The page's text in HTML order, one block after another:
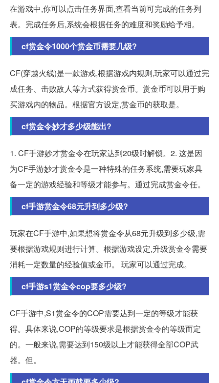
在游戏中,你可以点击任务界面,查看当前可完成的任务列
表。完成任务后,系统会根据任务的难度和奖励给予相。
cf赏金令1000个赏金币需要几级?
CF(穿越火线)是一款游戏,根据游戏内规则,玩家可以通过完
成任务、击败敌人等方式获得赏金币。赏金币可以用于购
买游戏内的物品。根据官方设定,赏金币的获取是。
cf赏金令妙才多少级能出?
1. CF手游妙才赏金令在玩家达到20级时解锁。2. 这是因
为CF手游妙才赏金令是一种特殊的任务系统,需要玩家具
备一定的游戏经验和等级才能参与。通过完成赏金令任。
cf手游赏金令68元升到多少级?
玩家在CF手游中,如果想将赏金令从68元升级到多少级,需
要根据游戏规则进行计算。根据游戏设定,升级赏金令需要
消耗一定数量的经验值或金币。 玩家可以通过完成。
cf手游s1赏金令cop要多少级?
CF手游中,S1赏金令的COP需要达到一定的等级才能获
得。具体来说,COP的等级要求是根据赏金令的等级而定
的。一般来说,需要达到150级以上才能获得全部COP武
器。但。